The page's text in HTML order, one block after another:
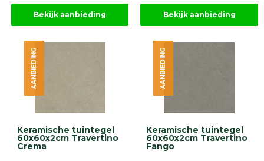
Bekijk aanbieding Bekijk aanbieding
Keramische tuintegel
60x60x2cm Travertino
Crema
AANBIEDING
Keramische tuintegel
60x60x2cm Travertino
Fango
AANBIEDING